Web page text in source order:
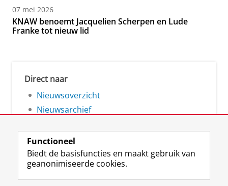
07 mei 2026
KNAW benoemt Jacquelien Scherpen en Lude
Franke tot nieuw lid
Direct naar
Nieuwsoverzicht
Nieuwsarchief
Volg de RUG
F
L
R I
Y
Functioneel
Biedt de basisfuncties en maakt gebruik van
geanonimiseerde cookies.